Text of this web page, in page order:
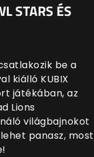
STARS ÉS
be a
kiálló KUBIX
játékában, az
Lions
világbajnokot
panasz, most